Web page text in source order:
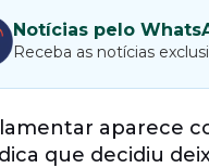
Notícias pelo
Receba as notícias
aparece
que decidiu